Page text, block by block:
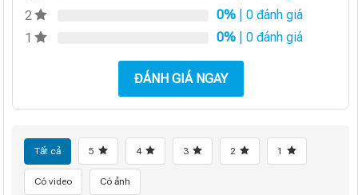
2
0% | 0 đánh giá
1
0% | 0 đánh giá
ĐÁNH GIÁ NGAY
Tất cả 5 4 3 2 1
Có video Có ảnh